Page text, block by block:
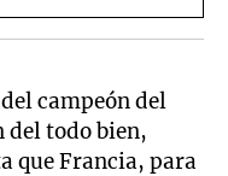
campeón del
del todo bien,
que Francia, para